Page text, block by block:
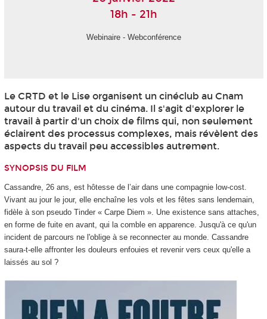
18h - 21h
Webinaire - Webconférence
Le CRTD et le Lise organisent un cinéclub au Cnam
autour du travail et du cinéma. Il s'agit d'explorer le
travail à partir d'un choix de films qui, non seulement
éclairent des processus complexes, mais révèlent des
aspects du travail peu accessibles autrement.
SYNOPSIS DU FILM
Cassandre, 26 ans, est hôtesse de l’air dans une compagnie low-cost.
Vivant au jour le jour, elle enchaîne les vols et les fêtes sans lendemain,
fidèle à son pseudo Tinder « Carpe Diem ». Une existence sans attaches,
en forme de fuite en avant, qui la comble en apparence. Jusqu'à ce qu'un
incident de parcours ne l'oblige à se reconnecter au monde. Cassandre
saura-t-elle affronter les douleurs enfouies et revenir vers ceux qu'elle a
laissés au sol ?